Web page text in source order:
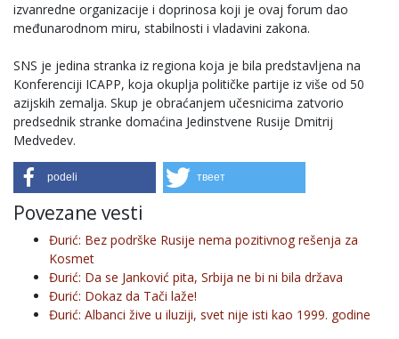
izvanredne organizacije i doprinosa koji je ovaj forum dao
međunarodnom miru, stabilnosti i vladavini zakona.
SNS je jedina stranka iz regiona koja je bila predstavljena na
Konferenciji ICAPP, koja okuplja političke partije iz više od 50
azijskih zemalja. Skup je obraćanjem učesnicima zatvorio
predsednik stranke domaćina Jedinstvene Rusije Dmitrij
Medvedev.
podeli твеет
Povezane vesti
Đurić: Bez podrške Rusije nema pozitivnog rešenja za
Kosmet
Đurić: Da se Janković pita, Srbija ne bi ni bila država
Đurić: Dokaz da Tači laže!
Đurić: Albanci žive u iluziji, svet nije isti kao 1999. godine